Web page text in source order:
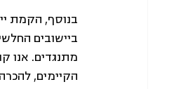
בנוסף, הקמת
ביישובים
מתנגדים. אנו
הקיימים,